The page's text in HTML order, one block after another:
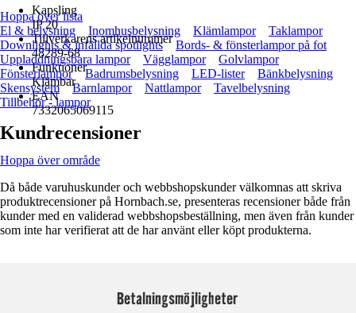
Kapsling
IP 20
Tillverkarens artikelnummer
48289-68
Funktioner
Klämbar
EAN
7332065069115
Hoppa över lista
El & belysning
Inomhusbelysning Klämlampor
Taklampor
Downlights & infällda spotlights
Bords- & fönsterlampor på fot
Uppladdningsbara lampor
Vägglampor
Golvlampor
Fönsterlampor
Badrumsbelysning LED-lister
Bänkbelysning
Skensystem
Barnlampor Nattlampor
Tavelbelysning
Tillbehör - lampor
Kundrecensioner
Hoppa över område
Då både varuhuskunder och webbshopskunder välkomnas att skriva
produktrecensioner på Hornbach.se, presenteras recensioner både från
kunder med en validerad webbshopsbeställning, men även från kunder
som inte har verifierat att de har använt eller köpt produkterna.
Betalningsmöjligheter